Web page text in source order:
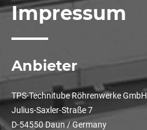
Impressum
Anbieter
TPS-Technitube Röhrenwerke GmbH
Julius-Saxler-Straße 7
D-54550 Daun / Germany